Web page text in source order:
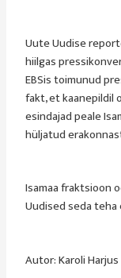
Uute Uudise
hiilgas
EBSis toimunud
fakt, et kaanepildil
esindajad peale
hüljatud
Isamaa fraktsioon
Uudised seda teha
Autor: Karoli Harjus